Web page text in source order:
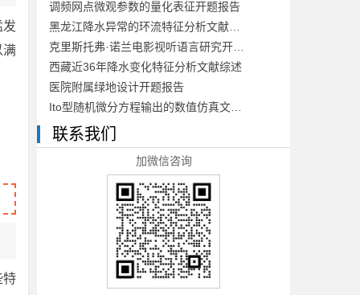
发
满
特
调频网点微观参数的量化表征开题报告
西藏近36年降水变化特征分析文献综述
医院附属绿地设计开题报告
联系我们
加微信咨询